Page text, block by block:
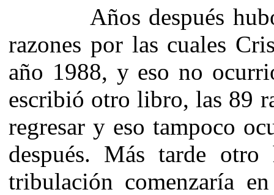
Años después hubo
razones por las cuales
año 1988, y eso no
escribió otro libro, las 89
regresar y eso tampoco
después. Más tarde
tribulación comenzaría